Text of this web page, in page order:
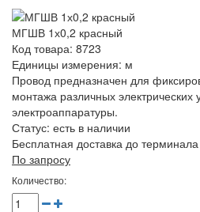
МГШВ 1х0,2 красный
Код товара: 8723
Единицы измерения: м
Провод предназначен для
монтажа различных электрических
электроаппаратуры.
Статус: есть в наличии
Бесплатная доставка до
По запросу
Количество: